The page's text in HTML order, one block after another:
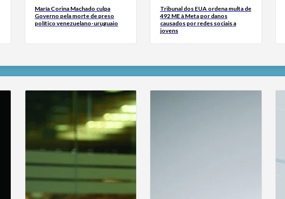
María Corina Machado culpa
Governo pela morte de preso
político venezuelano-uruguaio
Tribunal dos EUA ordena multa de
492 ME à Meta por danos
causados por redes sociais a
jovens